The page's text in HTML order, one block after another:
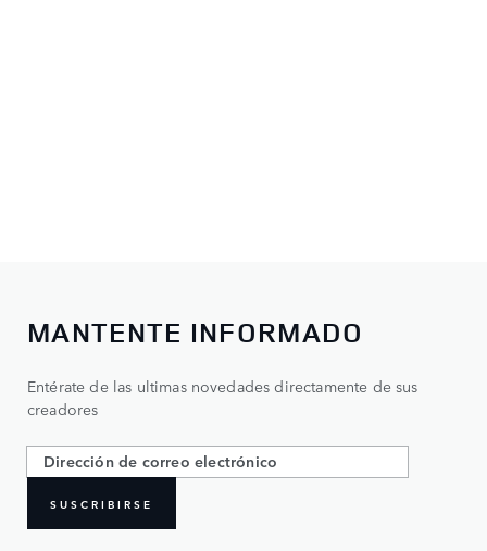
MANTENTE INFORMADO
Entérate de las ultimas novedades directamente de sus
creadores
SUSCRIBIRSE